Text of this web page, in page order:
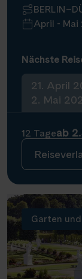
April - Mai
Nächste
21. April
2. Mai
12 Tageab
Garten